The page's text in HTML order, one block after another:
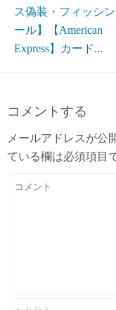
ス偽装・フィッシ
ール】【American
Express】カード...
コメントする
メールアドレスが公
ている欄は必須項目